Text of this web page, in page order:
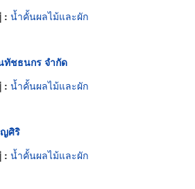
: น้ำคั้นผลไม้และผัก
ทัชธนกร จำกัด
: น้ำคั้นผลไม้และผัก
ญศิริ
: น้ำคั้นผลไม้และผัก